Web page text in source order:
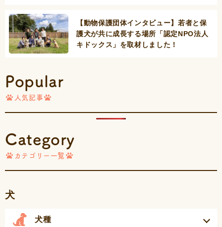
【動物保護団体インタビュー】若者と保
護犬が共に成長する場所「認定NPO法人
キドックス」を取材しました！
Popular
人気記事
Category
カテゴリー一覧
犬
犬種